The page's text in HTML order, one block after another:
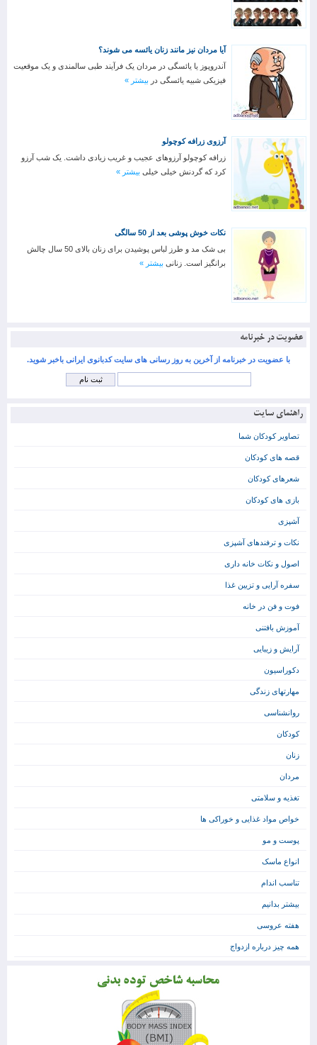
آیا مردان نیز مانند زنان یائسه می شوند؟
آندروپوز یا یائسگی در مردان یک فرآیند طبی سالمندی و یک موقعیت
فیزیکی شبیه یائسگی در بیشتر »
آرزوی زرافه کوچولو
زرافه کوچولو آرزوهای عجیب و غریب زیادی داشت. یک شب آرزو
کرد که گردنش خیلی خیلی بیشتر »
نکات خوش پوشی بعد از 50 سالگی
بی شک مد و طرز لباس پوشیدن برای زنان بالای 50 سال چالش
برانگیز است. زنانی بیشتر »
عضویت در خبرنامه
با عضویت در خبرنامه از آخرین به روز رسانی های سایت کدبانوی ایرانی باخبر شوید.
راهنمای سایت
تصاویر کودکان شما
قصه های کودکان
شعرهای کودکان
بازی های کودکان
آشپزی
نکات و ترفندهای آشپزی
اصول و نکات خانه داری
سفره آرایی و تزیین غذا
فوت و فن در خانه
آموزش بافتنی
آرایش و زیبایی
دکوراسیون
مهارتهای زندگی
روانشناسی
کودکان
زنان
مردان
تغذیه و سلامتی
خواص مواد غذایی و خوراکی ها
پوست و مو
انواع ماسک
تناسب اندام
بیشتر بدانیم
هفته عروسی
همه چیز درباره ازدواج